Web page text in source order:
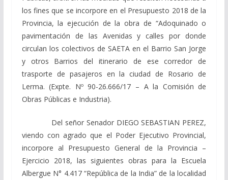
los fines que se incorpore en el Presupuesto 2018 de la
Provincia, la ejecución de la obra de “Adoquinado o
pavimentación de las Avenidas y calles por donde
circulan los colectivos de SAETA en el Barrio San Jorge
y otros Barrios del itinerario de ese corredor de
trasporte de pasajeros en la ciudad de Rosario de
Lerma. (Expte. Nº 90-26.666/17 – A la Comisión de
Obras Públicas e Industria).
Del señor Senador DIEGO SEBASTIAN PEREZ,
viendo con agrado que el Poder Ejecutivo Provincial,
incorpore al Presupuesto General de la Provincia –
Ejercicio 2018, las siguientes obras para la Escuela
Albergue N° 4.417 “República de la India” de la localidad